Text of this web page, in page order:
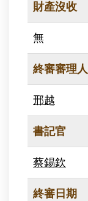
財產沒收
無
終審審理人
邢越
書記官
蔡錫欽
終審日期